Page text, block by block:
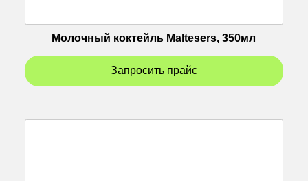
Молочный коктейль Maltesers, 350мл
Запросить прайс